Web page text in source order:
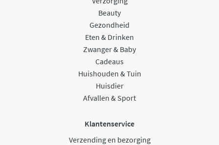
Beauty
Gezondheid
Eten & Drinken
Zwanger & Baby
Cadeaus
Huishouden & Tuin
Huisdier
Afvallen & Sport
Klantenservice
Verzending en bezorging